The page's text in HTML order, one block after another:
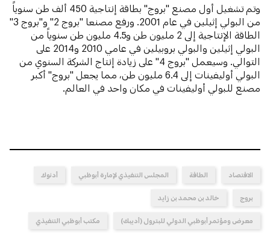
وتم تشغيل أول مصنع "بروج" بطاقة إنتاجية 450 ألف طن سنوياً
من البولي إثيلين في عام 2001. ورفع مصنعا "بروج 2" و"بروج 3"
الطاقة الإنتاجية إلى 2 مليون طن و4.5 مليون طن سنوياً من
البولي إثيلين والبولي بروبيلين في عامي 2010 و2014 على
التوالي. وسيعمل "بروج 4" على زيادة إنتاج الشركة السنوي من
البولي أوليفينات إلى 6.4 مليون طن، مما يجعل "بروج" أكبر
مصنع للبولي أوليفينات في مكان واحد في العالم.
الاقتصاد الطاقة المجلس التنفيذي لإمارة أبوظبي أدنوك
بروج خالد بن محمد بن زايد
معرض ومؤتمر أبوظبي الدولي للبترول (أديبك) مكتب أبوظبي التنفيذي